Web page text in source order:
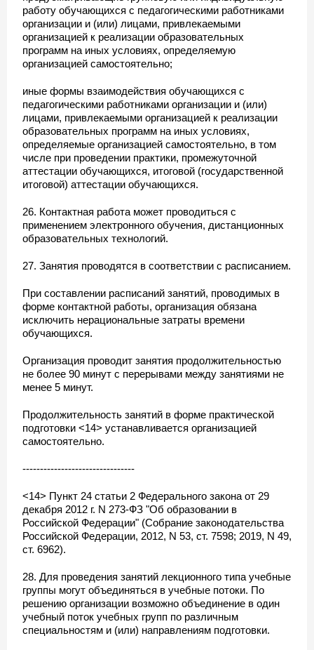
работу обучающихся с педагогическими работниками
организации и (или) лицами, привлекаемыми
организацией к реализации образовательных
программ на иных условиях, определяемую
организацией самостоятельно;
иные формы взаимодействия обучающихся с
педагогическими работниками организации и (или)
лицами, привлекаемыми организацией к реализации
образовательных программ на иных условиях,
определяемые организацией самостоятельно, в том
числе при проведении практики, промежуточной
аттестации обучающихся, итоговой (государственной
итоговой) аттестации обучающихся.
26. Контактная работа может проводиться с
применением электронного обучения, дистанционных
образовательных технологий.
27. Занятия проводятся в соответствии с расписанием.
При составлении расписаний занятий, проводимых в
форме контактной работы, организация обязана
исключить нерациональные затраты времени
обучающихся.
Организация проводит занятия продолжительностью
не более 90 минут с перерывами между занятиями не
менее 5 минут.
Продолжительность занятий в форме практической
подготовки <14> устанавливается организацией
самостоятельно.
--------------------------------
<14> Пункт 24 статьи 2 Федерального закона от 29
декабря 2012 г. N 273-ФЗ "Об образовании в
Российской Федерации" (Собрание законодательства
Российской Федерации, 2012, N 53, ст. 7598; 2019, N 49,
ст. 6962).
28. Для проведения занятий лекционного типа учебные
группы могут объединяться в учебные потоки. По
решению организации возможно объединение в один
учебный поток учебных групп по различным
специальностям и (или) направлениям подготовки.